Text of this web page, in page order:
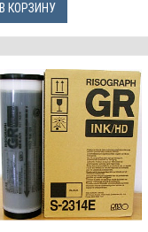
В КОРЗИНУ